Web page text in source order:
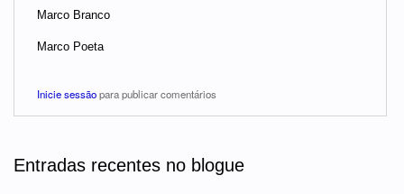
Marco Branco
Marco Poeta
Inicie sessãopara publicar comentários
Entradas recentes no blogue